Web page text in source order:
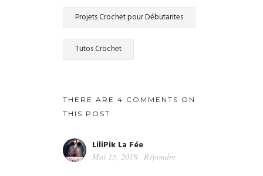
Projets Crochet pour Débutantes
Tutos Crochet
THERE ARE 4 COMMENTS ON
THIS POST
LiliPik La Fée
Mai 15, 2018 Répondre